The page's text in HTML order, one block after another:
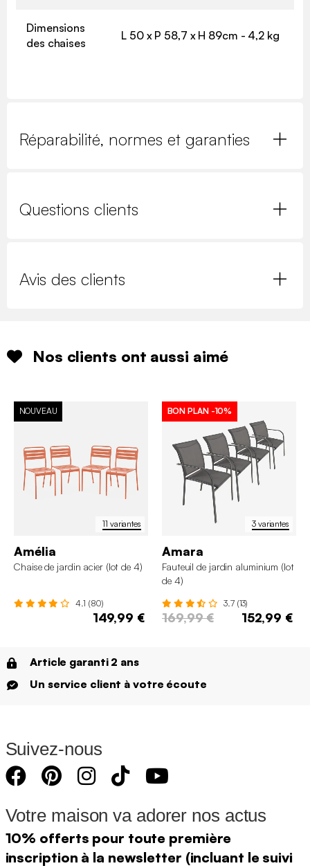
Dimensions
des chaises
L 50 x P 58,7 x H 89cm - 4,2 kg
Réparabilité, normes et garanties
Questions clients
Avis des clients
Nos clients ont aussi aimé
11 variantes
NOUVEAU
Amélia
Chaise de jardin acier (lot de 4)
4.1 (80)
149,99 €
3 variantes
BON PLAN -10%
Amara
Fauteuil de jardin aluminium (lot
de 4)
3.7 (13)
169,99 € 152,99 €
Article garanti 2 ans
Un service client à votre écoute
Suivez-nous
Votre maison va adorer nos actus
10% offerts pour toute première
inscription à la newsletter (incluant le suivi